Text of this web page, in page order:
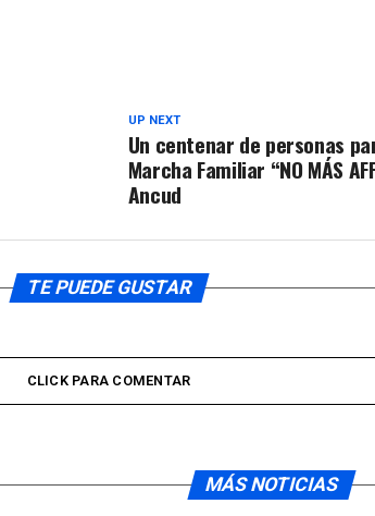
UP NEXT
Un centenar de personas
Marcha Familiar “NO MÁS
Ancud
TE PUEDE GUSTAR
CLICK PARA COMENTAR
MÁS NOTICIAS